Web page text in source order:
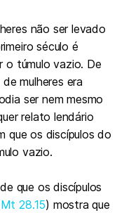
não ser levado
século é
o túmulo vazio. De
mulheres era
ser nem mesmo
relato lendário
que os discípulos do
vazio.
que os discípulos
Mt 28.15) mostra que